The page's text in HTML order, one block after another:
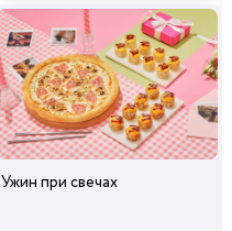
Ужин при свечах